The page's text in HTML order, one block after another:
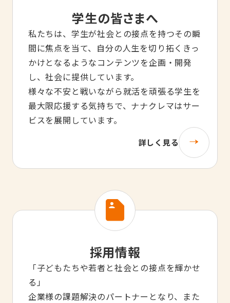
学生の皆さまへ
私たちは、学生が社会との接点を持つその瞬
間に焦点を当て、自分の人生を切り拓くきっ
かけとなるようなコンテンツを企画・開発
し、社会に提供しています。
様々な不安と戦いながら就活を頑張る学生を
最大限応援する気持ちで、ナナクレマはサー
ビスを展開しています。
詳しく見る
採用情報
「子どもたちや若者と社会との接点を輝かせ
る」
企業様の課題解決のパートナーとなり、また